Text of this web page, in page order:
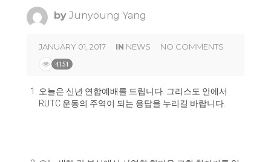
by Junyoung Yang
JANUARY 01, 2017 IN NEWS NO COMMENTS
4151
오늘은 신년 연합예배를 드립니다 그리스도 안에서
RUTC 운동의 주역이 되는 응답을 누리길 바랍니다